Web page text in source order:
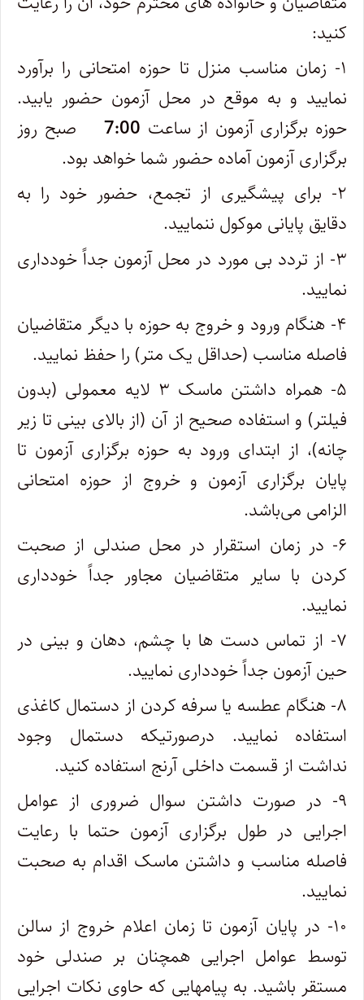
کنید:
۱- زمان مناسب منزل تا حوزه امتحانی را برآورد
نمایید و به موقع در محل آزمون حضور یابید.
حوزه برگزاری آزمون از ساعت 7:00
صبح روز
برگزاری آزمون آماده حضور شما خواهد بود.
۲- برای پیشگیری از تجمع، حضور خود را به
دقایق پایانی موکول ننمایید.
۳- از تردد بی مورد در محل آزمون جداً خودداری
نمایید.
۴- هنگام ورود و خروج به حوزه با دیگر متقاضیان
فاصله مناسب (حداقل یک متر) را حفظ نمایید.
۵- همراه داشتن ماسک ۳ لایه معمولی (بدون
فیلتر) و استفاده صحیح از آن (از بالای بینی تا زیر
چانه)، از ابتدای ورود به حوزه برگزاری آزمون تا
پایان برگزاری آزمون و خروج از حوزه امتحانی
الزامی می‌باشد.
۶- در زمان استقرار در محل صندلی از صحبت
کردن با سایر متقاضیان مجاور جداً خودداری
نمایید.
۷- از تماس دست ها با چشم، دهان و بینی در
حین آزمون جداً خودداری نمایید.
۸- هنگام عطسه یا سرفه کردن از دستمال کاغذی
استفاده نمایید. درصورتیکه دستمال وجود
نداشت از قسمت داخلی آرنج استفاده کنید.
۹- در صورت داشتن سوال ضروری از عوامل
اجرایی در طول برگزاری آزمون حتما با رعایت
فاصله مناسب و داشتن ماسک اقدام به صحبت
نمایید.
۱۰- در پایان آزمون تا زمان اعلام خروج از سالن
توسط عوامل اجرایی همچنان بر صندلی خود
مستقر باشید. به پیامهایی که حاوی نکات اجرایی